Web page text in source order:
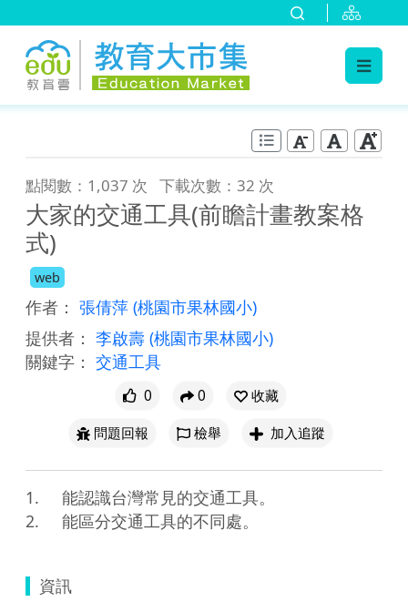
點閱數：1,037 次 下載次數：32 次
大家的交通工具(前瞻計畫教案格
式)
web
作者： 張倩萍 (桃園市果林國小)
提供者： 李啟壽 (桃園市果林國小)
關鍵字： 交通工具
0 0
收藏
問題回報
檢舉 加入追蹤
1.	能認識台灣常見的交通工具。
2.	能區分交通工具的不同處。
資訊